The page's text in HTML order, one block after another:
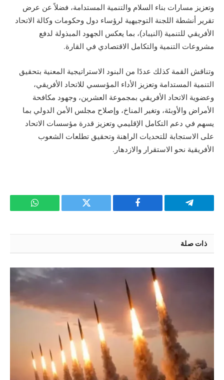
وتعزيز مسارات بناء السلام والتنمية المستدامة، فضلاً عن عرض
تقرير أنشطة اللجنة التوجيهية لرؤساء دول وحكومات وكالة الاتحاد
الأفريقي للتنمية (النيباد)، بما يعكس الجهود المبذولة لدفع
مشروعات التنمية والتكامل الاقتصادي في القارة.
وتناقش القمة كذلك عددًا من البنود الاستراتيجية المعنية بتحقيق
التنمية المستدامة وتعزيز الأداء المؤسسي للاتحاد الأفريقي،
وعضوية الاتحاد الأفريقي بمجموعة العشرين، وجهود مكافحة
الأمراض والأوبئة، وتغير المناخ، وإصلاح مجلس الأمن الدولي بما
يسهم في دعم التكامل الإقليمي وتعزيز قدرة مؤسسات الاتحاد
على الاستجابة للتحديات الراهنة وتحقيق تطلعات الشعوب
الأفريقية نحو الاستقرار والازدهار.
تيلقرام فيسبوك تويتر واتساب
ذات صلة